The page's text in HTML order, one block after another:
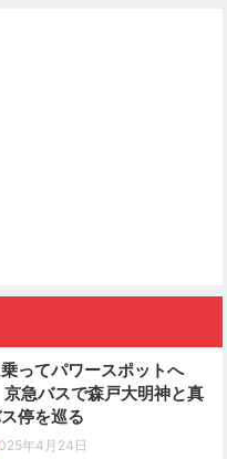
ってパワースポットへ
急バスで森戸大明神と真
停を巡る
年4月24日